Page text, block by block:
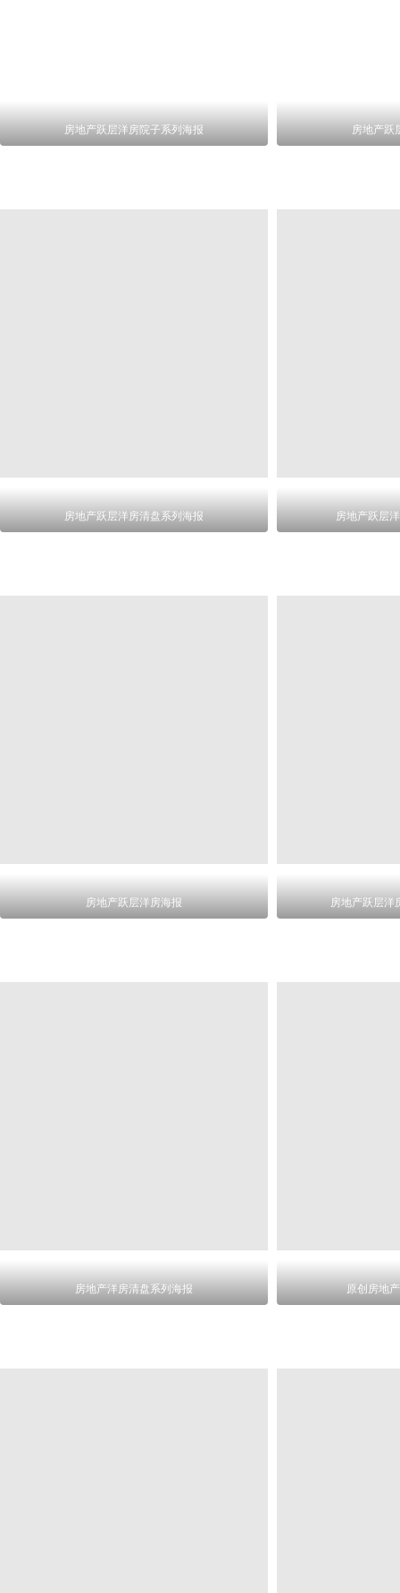
房地产跃层洋房院子系列海报 房地产跃
房地产跃层洋房清盘系列海报 房地产跃层
房地产跃层洋房海报 房地产跃层洋
房地产洋房清盘系列海报 原创房地